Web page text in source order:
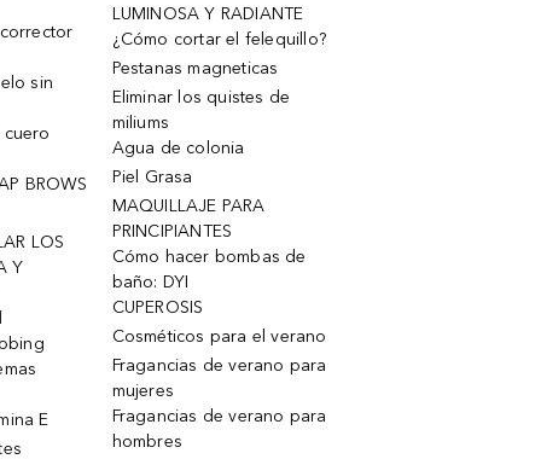
sin
cuero
BROWS
LOS
Y
E
LUMINOSA Y RADIANTE
¿Cómo cortar el felequillo?
Pestanas magneticas
Eliminar los quistes de
miliums
Agua de colonia
Piel Grasa
MAQUILLAJE PARA
PRINCIPIANTES
Cómo hacer bombas de
baño: DYI
CUPEROSIS
Cosméticos para el verano
Fragancias de verano para
mujeres
Fragancias de verano para
hombres